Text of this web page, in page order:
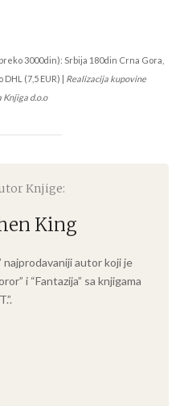
3000din): Srbija 180din Crna Gora,
(7,5 EUR) | Realizacija kupovine
d.o.o
Knjige:
King
najprodavaniji autor koji je
i “Fantazija” sa knjigama